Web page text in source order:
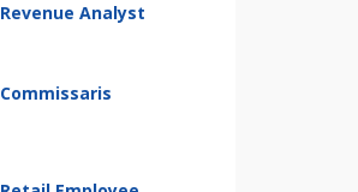
Revenue Analyst
Commissaris